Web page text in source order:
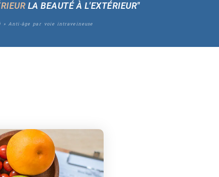
LA BEAUTÉ À L'EXTÉRIEUR"
» Anti-âge par voie intraveineuse